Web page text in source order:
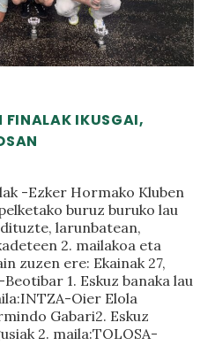
FINALAK IKUSGAI,
-Ezker Hormako Kluben
buruz buruko lau
larunbatean,
2. mailakoa eta
zuzen ere: Ekainak 27,
1. Eskuz banaka lau
Oier Elola
Gabari2. Eskuz
2. maila:TOLOSA-